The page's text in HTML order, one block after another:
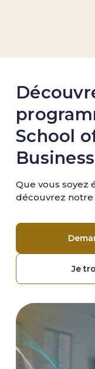
School
Que vous soyez
découvrez
Je
Image